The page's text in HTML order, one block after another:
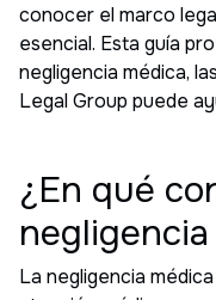
conocer el marco
esencial. Esta guía
negligencia médica,
Legal Group puede
¿En qué
La negligencia